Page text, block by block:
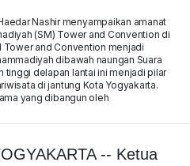
Nashir menyampaikan amanat
(SM) Tower and Convention di
Tower and Convention menjadi
dibawah naungan Suara
tinggi delapan lantai ini menjadi pilar
di jantung Kota Yogyakarta.
yang dibangun oleh
-- Ketua